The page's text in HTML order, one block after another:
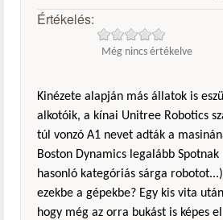
Értékelés:
Még nincs értékelve
Kinézete alapján más állatok is
alkotóik, a kínai Unitree Robotics
túl vonzó A1 nevet adták a
Boston Dynamics legalább Spotnak
hasonló kategóriás sárga
ezekbe a gépekbe? Egy kis vita
hogy még az orra bukást is képes